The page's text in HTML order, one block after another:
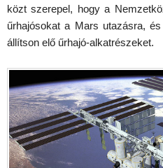
közt szerepel, hogy a
űrhajósokat a Mars utazásra,
állítson elő űrhajó-alkatrészeket.